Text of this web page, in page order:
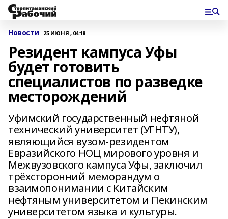
Новости 25 ИЮНЯ , 04:18
Резидент кампуса Уфы
будет готовить
специалистов по разведке
месторождений
Уфимский государственный нефтяной
технический университет (УГНТУ),
являющийся вузом‑резидентом
Евразийского НОЦ мирового уровня и
Межвузовского кампуса Уфы, заключил
трёхсторонний меморандум о
взаимопонимании с Китайским
нефтяным университетом и Пекинским
университетом языка и культуры.